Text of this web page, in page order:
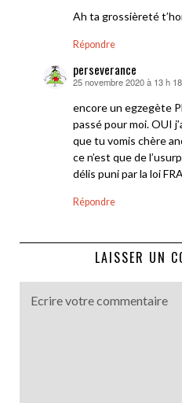
Ah ta grossièreté
Répondre
perseverance
dit :
25 novembre 2020 à 13 h
encore un egzegète
passé pour moi. OUI
que tu vomis chère
ce n’est que de
délis puni par la loi
Répondre
LAISSER UN